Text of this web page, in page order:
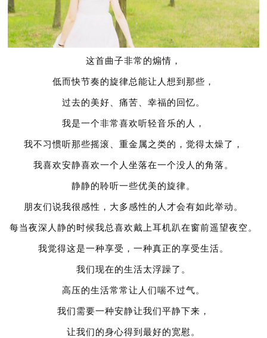
这首曲子非常的煽情，
低而快节奏的旋律总能让人想到那些，
过去的美好、痛苦、幸福的回忆。
我是一个非常喜欢听轻音乐的人，
我不习惯听那些摇滚、重金属之类的，觉得太燥了，
我喜欢安静喜欢一个人坐落在一个没人的角落。
静静的聆听一些优美的旋律。
朋友们说我很感性，大多感性的人才会有如此举动。
每当夜深人静的时候我总喜欢戴上耳机趴在窗前遥望夜空。
我觉得这是一种享受，一种真正的享受生活。
我们现在的生活太浮躁了。
高压的生活常常让人们喘不过气。
我们需要一种安静让我们平静下来，
让我们的身心得到最好的宽慰。